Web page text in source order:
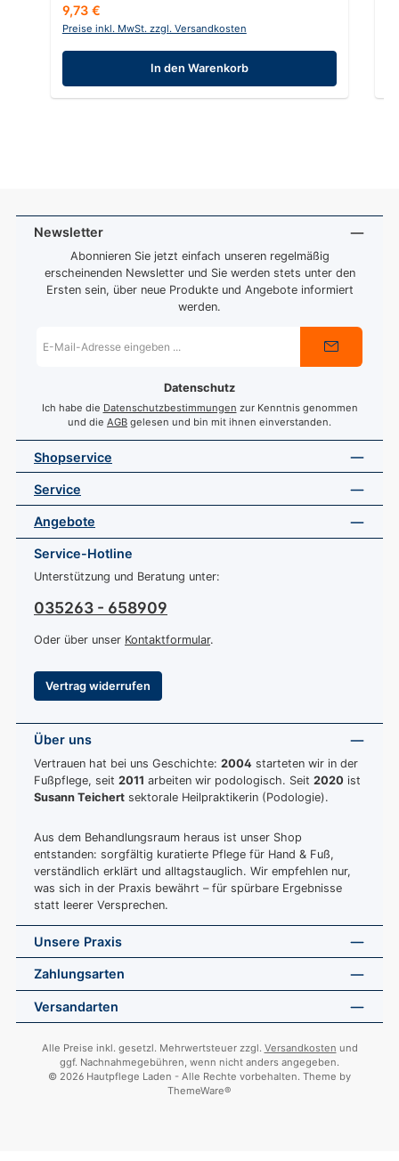
Regulärer Preis:
9,73 €
Preise inkl. MwSt. zzgl. Versandkosten
In den Warenkorb
Newsletter
Abonnieren Sie jetzt einfach unseren regelmäßig
erscheinenden Newsletter und Sie werden stets unter den
Ersten sein, über neue Produkte und Angebote informiert
werden.
Mail-
Datenschutz
Ich habe die Datenschutzbestimmungen zur Kenntnis genommen
und die AGB gelesen und bin mit ihnen einverstanden.
Shopservice
Service
Angebote
Service-Hotline
Unterstützung und Beratung unter:
035263 - 658909
Oder über unser Kontaktformular.
Vertrag widerrufen
Über uns
Vertrauen hat bei uns Geschichte: 2004 starteten wir in der
Fußpflege, seit 2011 arbeiten wir podologisch. Seit 2020 ist
Susann Teichert sektorale Heilpraktikerin (Podologie).
Aus dem Behandlungsraum heraus ist unser Shop
entstanden: sorgfältig kuratierte Pflege für Hand & Fuß,
verständlich erklärt und alltagstauglich. Wir empfehlen nur,
was sich in der Praxis bewährt – für spürbare Ergebnisse
statt leerer Versprechen.
Unsere Praxis
Zahlungsarten
Versandarten
Alle Preise inkl. gesetzl. Mehrwertsteuer zzgl. Versandkosten und
ggf. Nachnahmegebühren, wenn nicht anders angegeben.
© 2026 Hautpflege Laden - Alle Rechte vorbehalten. Theme by
ThemeWare®